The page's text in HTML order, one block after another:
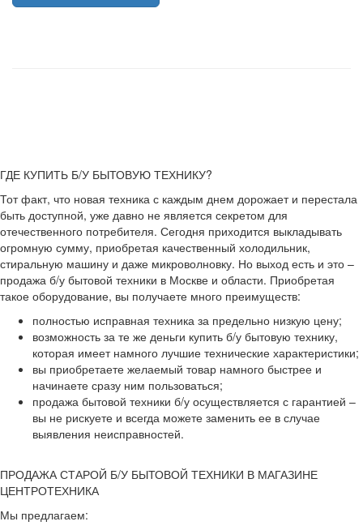
ГДЕ КУПИТЬ Б/У БЫТОВУЮ ТЕХНИКУ?
Тот факт, что новая техника с каждым днем дорожает и перестала
быть доступной, уже давно не является секретом для
отечественного потребителя. Сегодня приходится выкладывать
огромную сумму, приобретая качественный холодильник,
стиральную машину и даже микроволновку. Но выход есть и это –
продажа б/у бытовой техники в Москве и области. Приобретая
такое оборудование, вы получаете много преимуществ:
полностью исправная техника за предельно низкую цену;
возможность за те же деньги купить б/у бытовую технику,
которая имеет намного лучшие технические характеристики;
вы приобретаете желаемый товар намного быстрее и
начинаете сразу ним пользоваться;
продажа бытовой техники б/у осуществляется с гарантией –
вы не рискуете и всегда можете заменить ее в случае
выявления неисправностей.
ПРОДАЖА СТАРОЙ Б/У БЫТОВОЙ ТЕХНИКИ В МАГАЗИНЕ
ЦЕНТРОТЕХНИКА
Мы предлагаем: